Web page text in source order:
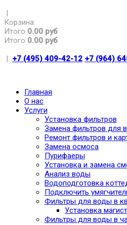
|
Корзина:
Итого 0.00 руб
Итого 0.00 руб
| +7 (495) 409-42-12 +7 (964)
Главная
О нас
Услуги
Установка фильтров
Замена фильтров для
Ремонт фильтров и
Замена осмоса
Пурифаеры
Установка и замена
Анализ воды
Водоподготовка
Подключить
Фильтры для воды в
Установка
Фильтры для воды в